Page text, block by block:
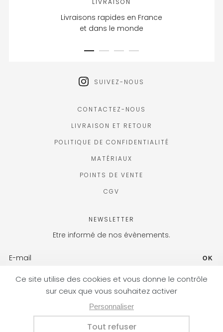
LIVRAISON
Livraisons rapides en France
et dans le monde
SUIVEZ-NOUS
CONTACTEZ-NOUS
LIVRAISON ET RETOUR
POLITIQUE DE CONFIDENTIALITÉ
MATÉRIAUX
POINTS DE VENTE
CGV
NEWSLETTER
Etre informé de nos évènements.
OK
FR (EUR) / FR